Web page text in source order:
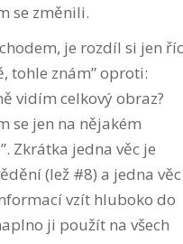
se změnili.
je rozdíl si jen
tohle znám” oproti:
vidím celkový obraz?
se jen na nějakém
Zkrátka jedna věc je
(lež #8) a jedna věc
vzít hluboko do
ji použít na všech